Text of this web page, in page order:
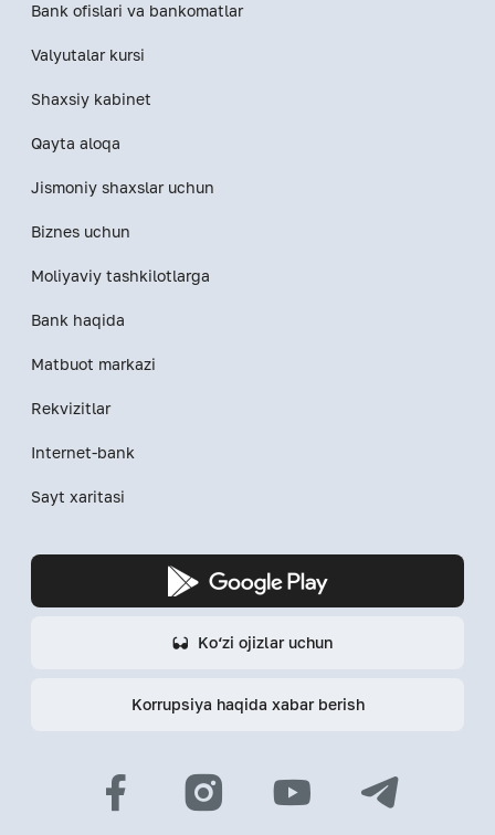
Bank ofislari va bankomatlar
Valyutalar kursi
Shaxsiy kabinet
Qayta aloqa
Jismoniy shaxslar uchun
Biznes uchun
Moliyaviy tashkilotlarga
Bank haqida
Matbuot markazi
Rekvizitlar
Internet-bank
Sayt xaritasi
Ko‘zi ojizlar uchun
Korrupsiya haqida xabar berish